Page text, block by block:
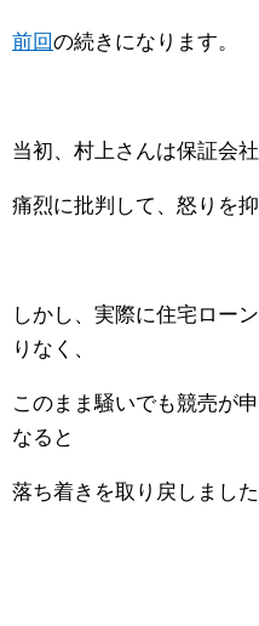
前回の続きになります。
当初、村上さんは保証会
痛烈に批判して、怒りを
しかし、実際に住宅ロー
りなく、
このまま騒いでも競売が
なると
落ち着きを取り戻しました